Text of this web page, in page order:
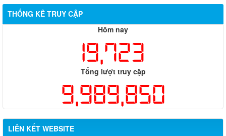
THỐNG KÊ TRUY CẬP
Hôm nay
19,723
Tổng lượt truy cập
9,989,850
LIÊN KẾT WEBSITE